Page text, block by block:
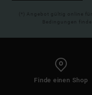
(*) Angebot gültig online
Bedingungen
Finde einen Shop